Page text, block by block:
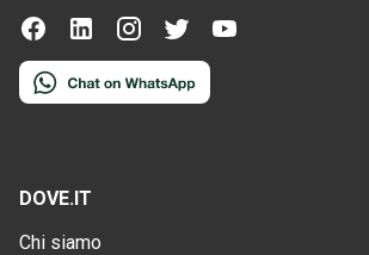
DOVE.IT
Chi siamo